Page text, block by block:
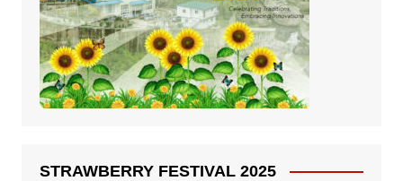
STRAWBERRY FESTIVAL 2025